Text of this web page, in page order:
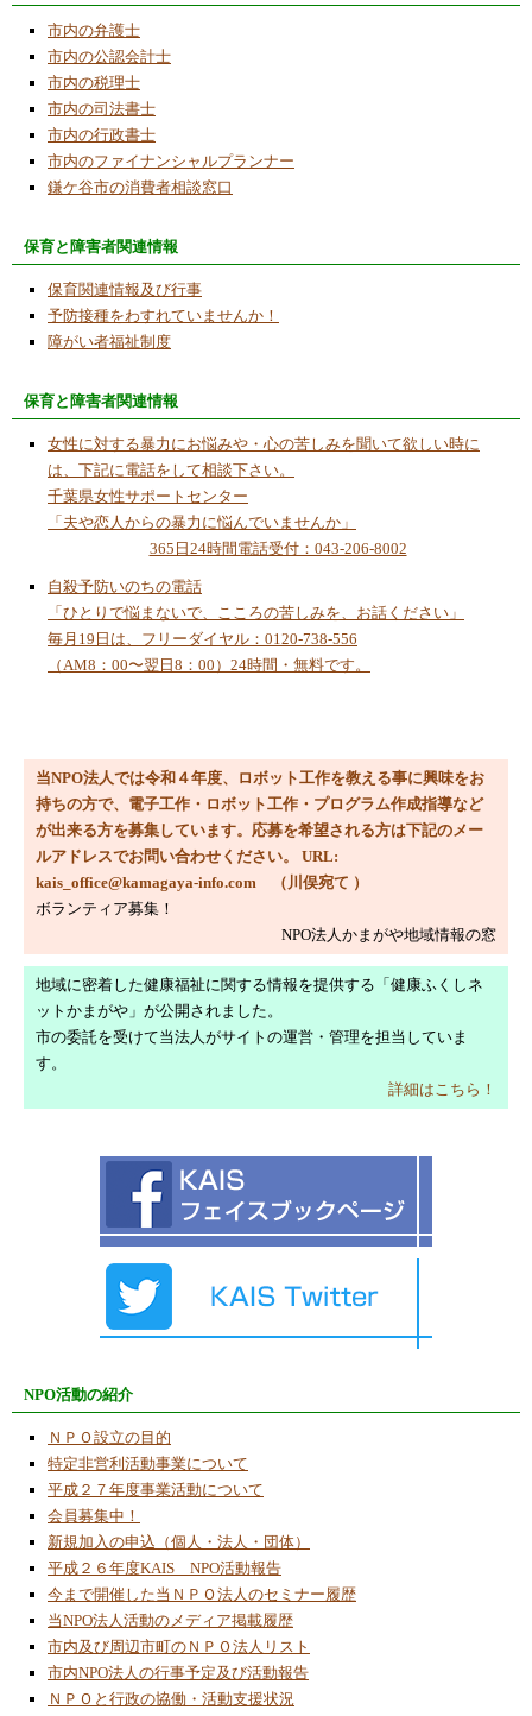
2024/6/4
タミヤ製カムプログラムロボットを改造する
講座を開催しました
2024/3/17
PCを使わずロボットを動かす体験講座を開催
2024/2/27
第２７回ふれあいまつりに当NPO法人も出
展・参加
2024/2/7
ＰＣ無しでプログラム作成体験講座の受講者
2024/2/1
今月のコラム「縄文の人たち」
2023/10/23
第４９回鎌ケ谷市民まつり
子ども科学・ワークショップ講座
2023/8/16
デジタルワークショップ講座で「障害物回避
型３輪ロボット」の製作指導
う！
2023/8/1
今月のコラム「総人口８７００万人」
2023/7/15
ＯＴＴＯロボット拡張機能搭載
令和５年度事業活動について
2023/6/10
令和４年度ＮＰＯ法人かまがや地域情報の窓
活動報告
令和４年度貸借対照表公告
今月のコラム「転入超過」
ＯＴＴＯヒューマノイドロボット他２台を掲
２０２３年度ロボット工作教室の受講者募
2023/4/3
ＯＴＴＯヒューマノイドロボット（拡張機能
版）
2023/3/3
読者投稿「地球温暖化対策及び環境問題
（その１）」
2023/3/3
補足資料「地球温暖化対策及び環境問題
（その２）」
2023/1/20
ＯＴＴＯロボットの組立製作と動作確認
市内の弁護士
市内の公認会計士
市内の税理士
市内の司法書士
市内の行政書士
市内のファイナンシャルプランナー
鎌ケ谷市の消費者相談窓口
保育と障害者関連情報
保育関連情報及び行事
予防接種をわすれていませんか！
障がい者福祉制度
保育と障害者関連情報
女性に対する暴力にお悩みや・心の苦しみを聞いて欲しい時に
は、下記に電話をして相談下さい。
千葉県女性サポートセンター
「夫や恋人からの暴力に悩んでいませんか」
365日24時間電話受付：043-206-8002
自殺予防いのちの電話
「ひとりで悩まないで、こころの苦しみを、お話ください」
毎月19日は、フリーダイヤル：0120-738-556
（AM8：00〜翌日8：00）24時間・無料です。
当NPO法人では令和４年度、ロボット工作を教える事に興味をお
持ちの方で、電子工作・ロボット工作・プログラム作成指導など
が出来る方を募集しています。応募を希望される方は下記のメー
ルアドレスでお問い合わせください。 URL:
kais_office@kamagaya-info.com （川俣宛て ）
ボランティア募集！
NPO法人かまがや地域情報の窓
地域に密着した健康福祉に関する情報を提供する「健康ふくしネ
ットかまがや」が公開されました。
市の委託を受けて当法人がサイトの運営・管理を担当していま
す。
詳細はこちら！
NPO活動の紹介
ＮＰＯ設立の目的
特定非営利活動事業について
平成２７年度事業活動について
会員募集中！
新規加入の申込（個人・法人・団体）
平成２６年度KAIS NPO活動報告
今まで開催した当ＮＰＯ法人のセミナー履歴
当NPO法人活動のメディア掲載履歴
市内及び周辺市町のＮＰＯ法人リスト
市内NPO法人の行事予定及び活動報告
ＮＰＯと行政の協働・活動支援状況